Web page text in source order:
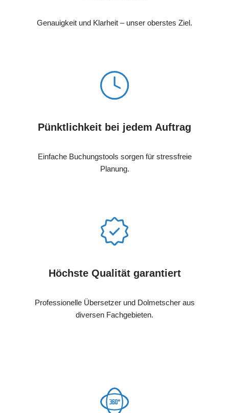
Genauigkeit und Klarheit – unser oberstes Ziel.
Pünktlichkeit bei jedem Auftrag
Einfache Buchungstools sorgen für stressfreie
Planung.
Höchste Qualität garantiert
Professionelle Übersetzer und Dolmetscher aus
diversen Fachgebieten.